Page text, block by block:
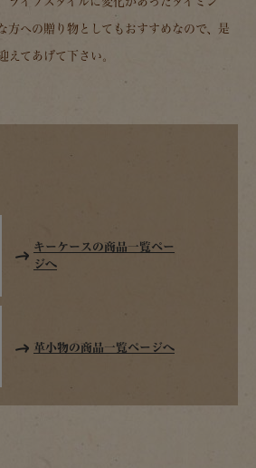
方への贈り物としてもおすすめなので、是
えてあげて下さい。
キーケースの商品一覧ペー
ジへ
革小物の商品一覧ページへ